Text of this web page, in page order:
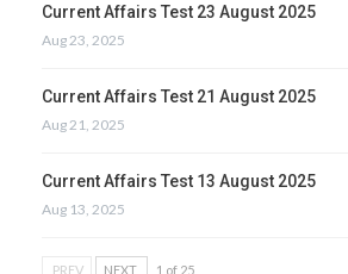
Current Affairs Test 23 August 2025
Aug 23, 2025
Current Affairs Test 21 August 2025
Aug 21, 2025
Current Affairs Test 13 August 2025
Aug 13, 2025
PREV NEXT 1 of 25